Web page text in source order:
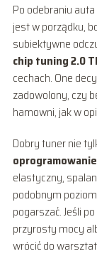
Po odebraniu
jest w porządku,
subiektywne
chip tuning 2.0
cechach. One
zadowolony, czy
hamowni, jak w
Dobry tuner nie
oprogramowanie
elastyczny,
podobnym
pogarszać. Jeśli
przyrosty mocy
wrócić do